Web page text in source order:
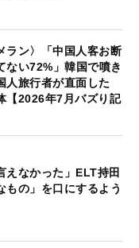
ラン〉「中国人客お断
ない72%」韓国で噴き
旅行者が直面した
【2026年7月バズり記
えなかった」ELT持田
もの」を口にするよう